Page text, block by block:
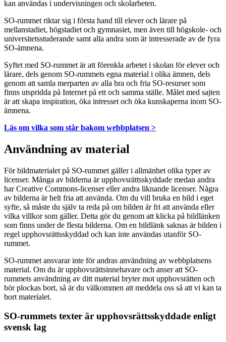
kan användas i undervisningen och skolarbeten.
SO-rummet riktar sig i första hand till elever och lärare på
mellanstadiet, högstadiet och gymnasiet, men även till högskole- och
universitetsstuderande samt alla andra som är intresserade av de fyra
SO-ämnena.
Syftet med SO-rummet är att förenkla arbetet i skolan för elever och
lärare, dels genom SO-rummets egna material i olika ämnen, dels
genom att samla merparten av alla bra och fria SO-resurser som
finns utspridda på Internet på ett och samma ställe. Målet med sajten
är att skapa inspiration, öka intresset och öka kunskaperna inom SO-
ämnena.
Läs om vilka som står bakom webbplatsen >
Användning av material
För bildmaterialet på SO-rummet gäller i allmänhet olika typer av
licenser. Många av bilderna är upphovsrättsskyddade medan andra
har Creative Commons-licenser eller andra liknande licenser. Några
av bilderna är helt fria att använda. Om du vill bruka en bild i eget
syfte, så måste du själv ta reda på om bilden är fri att använda eller
vilka villkor som gäller. Detta gör du genom att klicka på bildlänken
som finns under de flesta bilderna. Om en bildlänk saknas är bilden i
regel upphovsrättsskyddad och kan inte användas utanför SO-
rummet.
SO-rummet ansvarar inte för andras användning av webbplatsens
material. Om du är upphovsrättsinnehavare och anser att SO-
rummets användning av ditt material bryter mot upphovsrätten och
bör plockas bort, så är du välkommen att meddela oss så att vi kan ta
bort materialet.
SO-rummets texter är upphovsrättsskyddade enligt
svensk lag